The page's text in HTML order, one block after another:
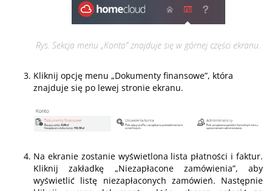
Rys. Sekcja menu „Konto” znajduje się w górnej części ekranu.
Kliknij opcję menu „Dokumenty finansowe”, która
znajduje się po lewej stronie ekranu.
Na ekranie zostanie wyświetlona lista płatności i faktur.
Kliknij zakładkę „Niezapłacone zamówienia”, aby
wyświetlić listę niezapłaconych zamówień. Następnie